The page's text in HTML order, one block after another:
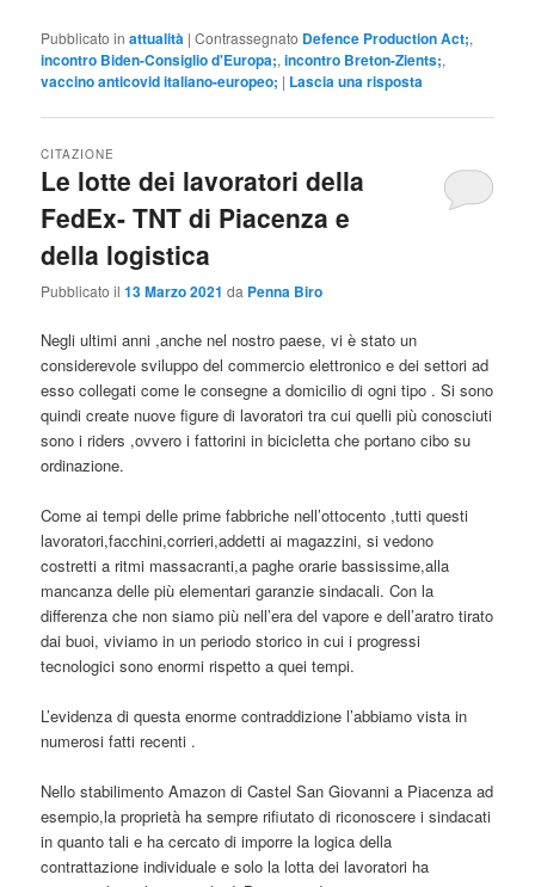
Pubblicato in attualità |Contrassegnato Defence Production Act;,
incontro Biden-Consiglio d'Europa;,incontro Breton-Zients;,
vaccino anticovid italiano-europeo; | Lascia una risposta
Le lotte dei lavoratori della
FedEx- TNT di Piacenza e
della logistica
CITAZIONE
Pubblicato il13 Marzo 2021 da Penna Biro
Negli ultimi anni ,anche nel nostro paese, vi è stato un
considerevole sviluppo del commercio elettronico e dei settori ad
esso collegati come le consegne a domicilio di ogni tipo . Si sono
quindi create nuove figure di lavoratori tra cui quelli più conosciuti
sono i riders ,ovvero i fattorini in bicicletta che portano cibo su
ordinazione.
Come ai tempi delle prime fabbriche nell’ottocento ,tutti questi
lavoratori,facchini,corrieri,addetti ai magazzini, si vedono
costretti a ritmi massacranti,a paghe orarie bassissime,alla
mancanza delle più elementari garanzie sindacali. Con la
differenza che non siamo più nell’era del vapore e dell’aratro tirato
dai buoi, viviamo in un periodo storico in cui i progressi
tecnologici sono enormi rispetto a quei tempi.
L’evidenza di questa enorme contraddizione l’abbiamo vista in
numerosi fatti recenti .
Nello stabilimento Amazon di Castel San Giovanni a Piacenza ad
esempio,la proprietà ha sempre rifiutato di riconoscere i sindacati
in quanto tali e ha cercato di imporre la logica della
contrattazione individuale e solo la lotta dei lavoratori ha